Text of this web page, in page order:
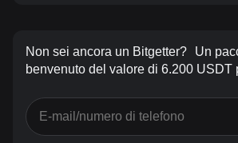
Non sei ancora un Bitgetter?
Un
benvenuto del valore di 6.200 USDT